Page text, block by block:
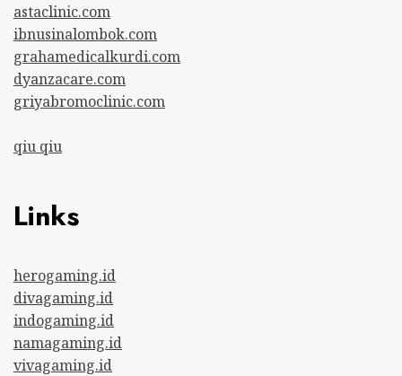
astaclinic.com
ibnusinalombok.com
grahamedicalkurdi.com
dyanzacare.com
griyabromoclinic.com
qiu qiu
Links
herogaming.id
divagaming.id
indogaming.id
namagaming.id
vivagaming.id